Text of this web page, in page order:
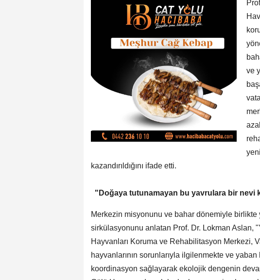
ve
kazandırıldığını ifade etti.
"Doğaya tutunamayan bu yavrulara bir nevi
Merkezin misyonunu ve bahar dönemiyle
sirkülasyonunu anlatan Prof. Dr. Lokman Aslan,
Hayvanları Koruma ve Rehabilitasyon Merkezi,
hayvanlarının sorunlarıyla ilgilenmekte ve
koordinasyon sağlayarak ekolojik dengenin